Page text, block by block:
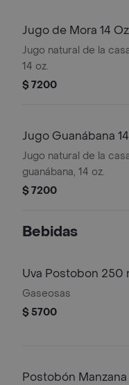
Jugo de Mora 14 Oz
Jugo natural de la
14 oz.
$ 7200
Jugo Guanábana
Jugo natural de la
guanábana, 14 oz.
$ 7200
Bebidas
Uva Postobon 250
Gaseosas
$ 5700
Postobón Manzana